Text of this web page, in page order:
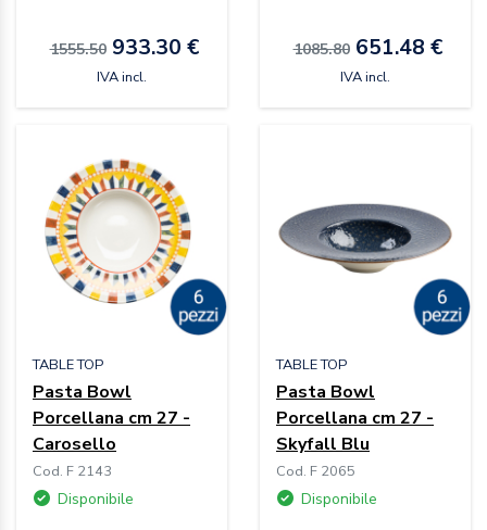
1555.50933.30 €
IVA incl.
1085.80651.48 €
IVA incl.
TABLE TOP
Pasta Bowl
Porcellana cm 27 -
Carosello
Cod. F 2143
Disponibile
TABLE TOP
Pasta Bowl
Porcellana cm 27 -
Skyfall Blu
Cod. F 2065
Disponibile